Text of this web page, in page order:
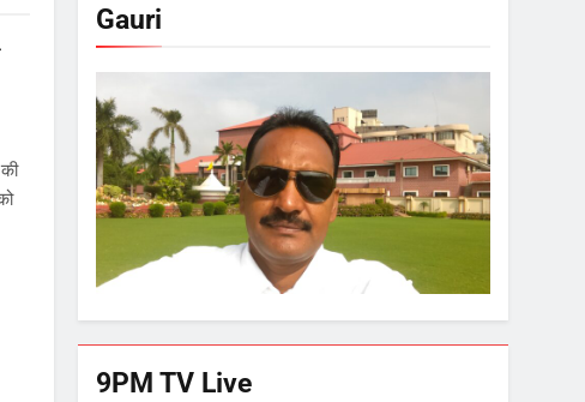
Gauri
9PM TV Live